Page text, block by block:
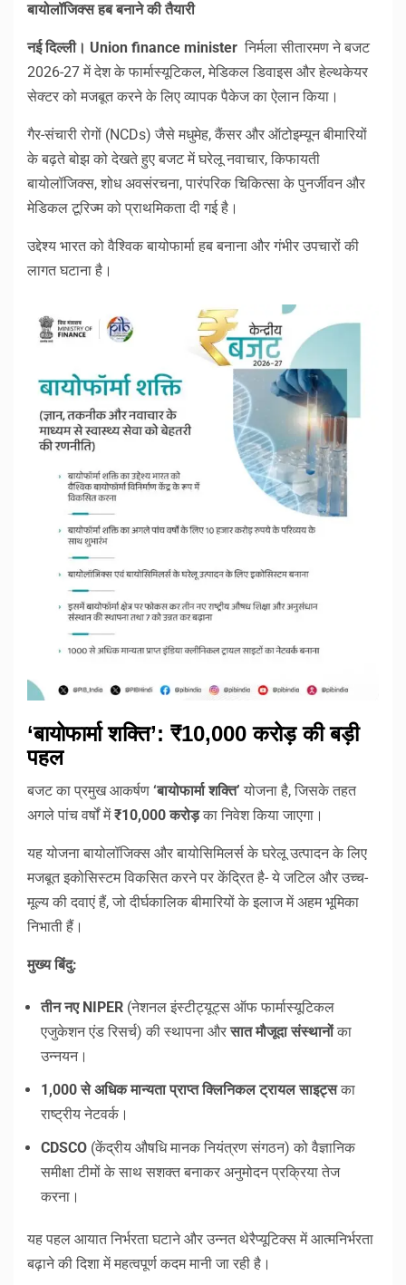
बायोलॉजिक्स हब बनाने की तैयारी
नई दिल्ली। Union finance minister निर्मला सीतारमण ने बजट
2026-27 में देश के फार्मास्यूटिकल, मेडिकल डिवाइस और हेल्थकेयर
सेक्टर को मजबूत करने के लिए व्यापक पैकेज का ऐलान किया।
गैर-संचारी रोगों (NCDs) जैसे मधुमेह, कैंसर और ऑटोइम्यून बीमारियों
के बढ़ते बोझ को देखते हुए बजट में घरेलू नवाचार, किफायती
बायोलॉजिक्स, शोध अवसंरचना, पारंपरिक चिकित्सा के पुनर्जीवन और
मेडिकल टूरिज्म को प्राथमिकता दी गई है।
उद्देश्य भारत को वैश्विक बायोफार्मा हब बनाना और गंभीर उपचारों की
लागत घटाना है।
‘बायोफार्मा शक्ति’: ₹10,000 करोड़ की बड़ी
पहल
बजट का प्रमुख आकर्षण ‘बायोफार्मा शक्ति’ योजना है, जिसके तहत
अगले पांच वर्षों में₹10,000 करोड़का निवेश किया जाएगा।
यह योजना बायोलॉजिक्स और बायोसिमिलर्स के घरेलू उत्पादन के लिए
मजबूत इकोसिस्टम विकसित करने पर केंद्रित है- ये जटिल और उच्च-
मूल्य की दवाएं हैं, जो दीर्घकालिक बीमारियों के इलाज में अहम भूमिका
निभाती हैं।
मुख्य बिंदु:
तीन नए NIPER (नेशनल इंस्टीट्यूट्स ऑफ फार्मास्यूटिकल
एजुकेशन एंड रिसर्च) की स्थापना औरसात मौजूदा संस्थानोंका
उन्नयन।
1,000 से अधिक मान्यता प्राप्त क्लिनिकल ट्रायल साइट्सका
राष्ट्रीय नेटवर्क।
CDSCO (केंद्रीय औषधि मानक नियंत्रण संगठन) को वैज्ञानिक
समीक्षा टीमों के साथ सशक्त बनाकर अनुमोदन प्रक्रिया तेज
करना।
यह पहल आयात निर्भरता घटाने और उन्नत थेरैप्यूटिक्स में आत्मनिर्भरता
बढ़ाने की दिशा में महत्वपूर्ण कदम मानी जा रही है।